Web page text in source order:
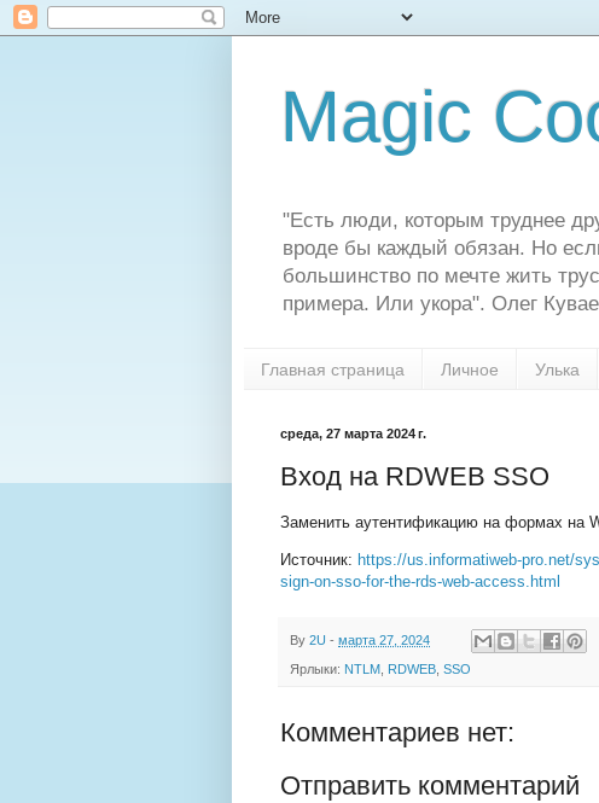
Magic
"Есть люди, которым труднее
вроде бы каждый обязан. Но
большинство по мечте жить
примера. Или укора". Олег
Главная страница Личное Улька
среда, 27 марта 2024 г.
Вход на RDWEB SSO
Заменить аутентификацию на формах на
Источник: https://us.informatiweb-pro.net/
sign-on-sso-for-the-rds-web-access.html
By 2U - марта 27, 2024
Ярлыки: NTLM, RDWEB, SSO
Комментариев нет:
Отправить комментарий